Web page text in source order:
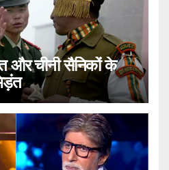
और चीनी सैनिकों के